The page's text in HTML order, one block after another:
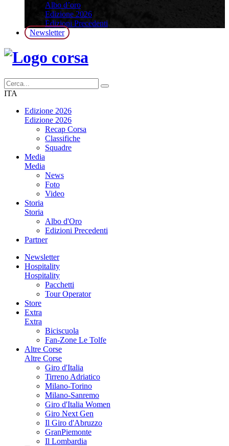
Albo d’oro
Edizione 2026
Edizioni Precedenti
Newsletter
ITA
Edizione 2026
Edizione 2026
Recap Corsa
Classifiche
Squadre
Media
Media
News
Foto
Video
Storia
Storia
Albo d'Oro
Edizioni Precedenti
Partner
Newsletter
Hospitality
Hospitality
Pacchetti
Tour Operator
Store
Extra
Extra
Biciscuola
Fan-Zone Le Tolfe
Altre Corse
Altre Corse
Giro d'Italia
Tirreno Adriatico
Milano-Torino
Milano-Sanremo
Giro d'Italia Women
Giro Next Gen
Il Giro d'Abruzzo
GranPiemonte
Il Lombardia